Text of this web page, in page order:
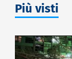
Più visti